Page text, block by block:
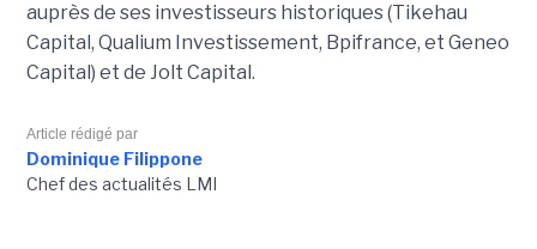
auprès de ses investisseurs historiques (Tikehau
Capital, Qualium Investissement, Bpifrance, et Geneo
Capital) et de Jolt Capital.
Article rédigé par
Dominique Filippone
Chef des actualités LMI